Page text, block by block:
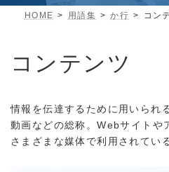
HOME 用語集 か行 コン
コンテンツ
情報を伝達するために用いられ
動画などの総称。Webサイトや
さまざまな媒体で利用されてい